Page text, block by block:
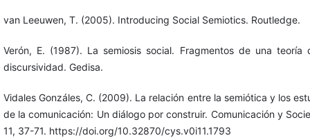
van Leeuwen, T. (2005). Introducing Social Semiotics. Routledge.
Verón, E. (1987). La semiosis social. Fragmentos de una teoría
discursividad. Gedisa.
Vidales Gonzáles, C. (2009). La relación entre la semiótica y los
de la comunicación: Un diálogo por construir. Comunicación y
11, 37-71. https://doi.org/10.32870/cys.v0i11.1793